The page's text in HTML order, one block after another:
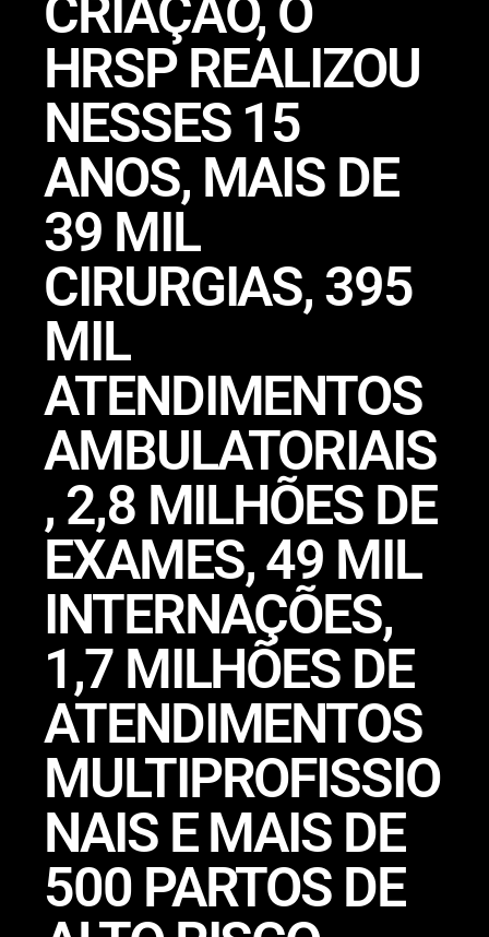
CRIAÇÃO, O
HRSP REALIZOU
NESSES 15
ANOS, MAIS DE
39 MIL
CIRURGIAS, 395
MIL
ATENDIMENTOS
AMBULATORIAIS
, 2,8 MILHÕES DE
EXAMES, 49 MIL
INTERNAÇÕES,
1,7 MILHÕES DE
ATENDIMENTOS
MULTIPROFISSIO
NAIS E MAIS DE
500 PARTOS DE